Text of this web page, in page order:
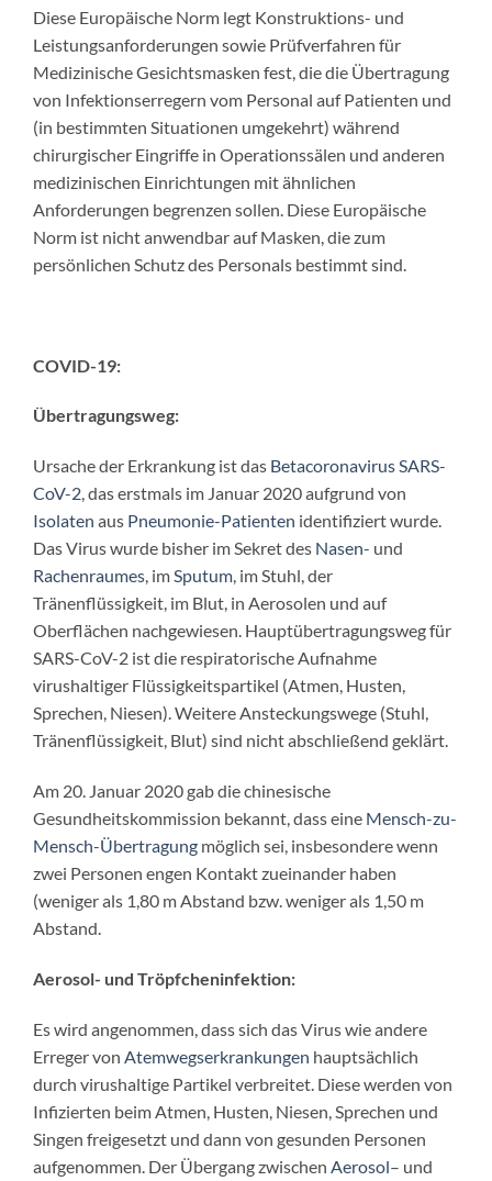
Diese Europäische Norm legt Konstruktions- und
Leistungsanforderungen sowie Prüfverfahren für
Medizinische Gesichtsmasken fest, die die Übertragung
von Infektionserregern vom Personal auf Patienten und
(in bestimmten Situationen umgekehrt) während
chirurgischer Eingriffe in Operationssälen und anderen
medizinischen Einrichtungen mit ähnlichen
Anforderungen begrenzen sollen. Diese Europäische
Norm ist nicht anwendbar auf Masken, die zum
persönlichen Schutz des Personals bestimmt sind.
COVID-19:
Übertragungsweg:
Ursache der Erkrankung ist das BetacoronavirusSARS-
CoV-2, das erstmals im Januar 2020 aufgrund von
Isolaten aus Pneumonie-Patienten identifiziert wurde.
Das Virus wurde bisher im Sekret des Nasen- und
Rachenraumes, imSputum, im Stuhl, der
Tränenflüssigkeit, im Blut, in Aerosolen und auf
Oberflächen nachgewiesen. Hauptübertragungsweg für
SARS-CoV-2 ist die respiratorische Aufnahme
virushaltiger Flüssigkeitspartikel (Atmen, Husten,
Sprechen, Niesen). Weitere Ansteckungswege (Stuhl,
Tränenflüssigkeit, Blut) sind nicht abschließend geklärt.
Am 20. Januar 2020 gab die chinesische
Gesundheitskommission bekannt, dass eine Mensch-zu-
Mensch-Übertragung möglich sei, insbesondere wenn
zwei Personen engen Kontakt zueinander haben
(weniger als 1,80 m Abstand bzw. weniger als 1,50 m
Abstand.
Aerosol- und Tröpfcheninfektion:
Es wird angenommen, dass sich das Virus wie andere
Erreger von Atemwegserkrankungen hauptsächlich
durch virushaltige Partikel verbreitet. Diese werden von
Infizierten beim Atmen, Husten, Niesen, Sprechen und
Singen freigesetzt und dann von gesunden Personen
aufgenommen. Der Übergang zwischen Aerosol– und